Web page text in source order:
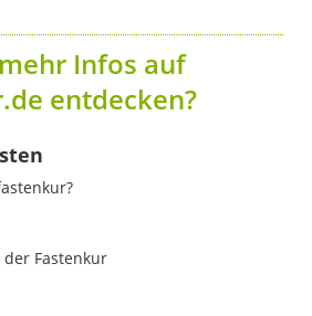
Infos auf
entdecken?
der Fastenkur